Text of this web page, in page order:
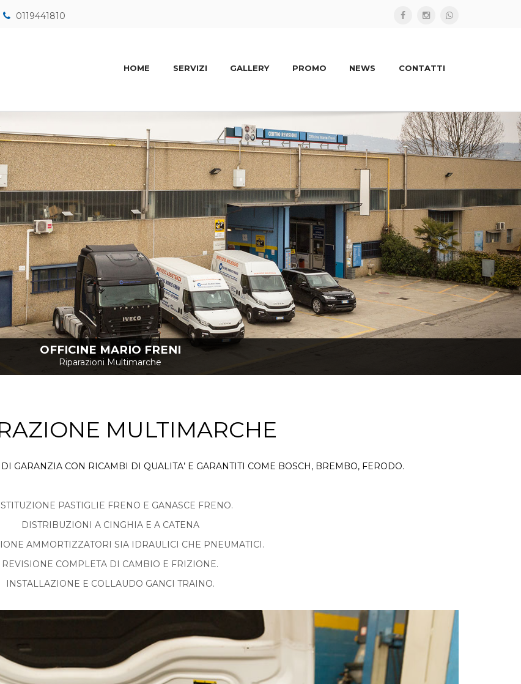
0119441810
HOME SERVIZI GALLERY PROMO NEWS CONTATTI
OFFICINE MARIO FRENI
Riparazioni Multimarche
MULTIMARCHE
GARANZIA CON RICAMBI DI QUALITA’ E GARANTITI COME BOSCH, BREMBO, FERODO.
PASTIGLIE FRENO E GANASCE FRENO.
DISTRIBUZIONI A CINGHIA E A CATENA
AMMORTIZZATORI SIA IDRAULICI CHE PNEUMATICI.
REVISIONE COMPLETA DI CAMBIO E FRIZIONE.
INSTALLAZIONE E COLLAUDO GANCI TRAINO.